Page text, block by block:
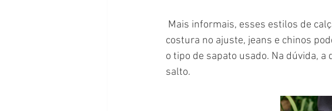
costura no ajuste, jeans e chinos
o tipo de sapato usado. Na dúvida,
salto.